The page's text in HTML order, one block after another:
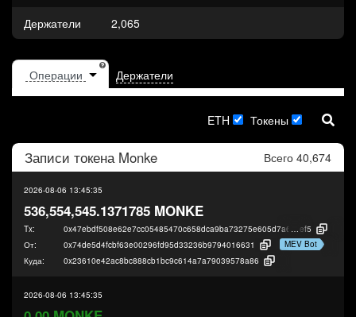
Держатели
2,065
Держатели
ETH Токены
Записи токена Monke Всего 40,674
2026-08-06 13:45:35
536,554,545.1371785 MONKE
Tx: 0x47ebdf508e62e7cc05485470c658dca9ba73275e605d7a60a339ac2b0ba4e
ef5
От:
0x74de5d4fcbf63e00296fd95d33236b9794016631
MEV Bot
Куда:
0x23610e42ac8bc888cb1bc9c614a7a79039578a86
2026-08-06 13:45:35